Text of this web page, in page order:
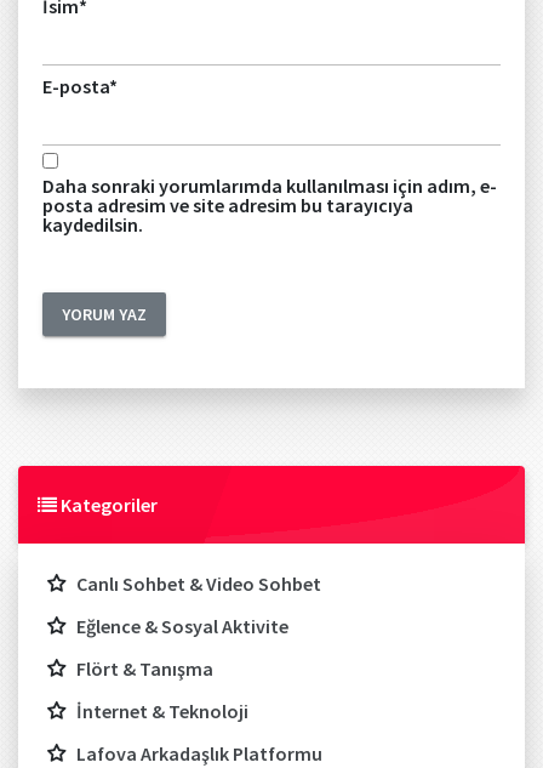
İsim*
E-posta*
Daha sonraki yorumlarımda kullanılması için adım, e-
posta adresim ve site adresim bu tarayıcıya
kaydedilsin.
Kategoriler
Canlı Sohbet & Video Sohbet
Eğlence & Sosyal Aktivite
Flört & Tanışma
İnternet & Teknoloji
Lafova Arkadaşlık Platformu